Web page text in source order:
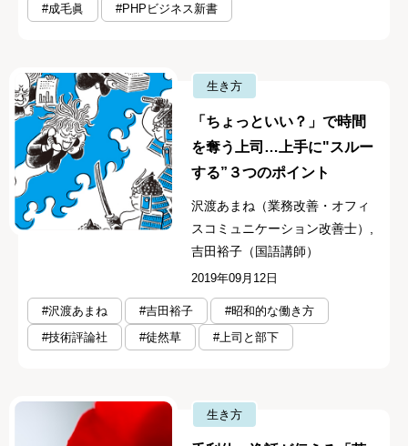
#成毛眞 #PHPビジネス新書
生き方
「ちょっといい？」で時間
を奪う上司…上手に"スルー
する”３つのポイント
沢渡あまね（業務改善・オフィ
スコミュニケーション改善士）,
吉田裕子（国語講師）
2019年09月12日
#沢渡あまね #吉田裕子
#昭和的な働き方
#技術評論社
#徒然草 #上司と部下
生き方